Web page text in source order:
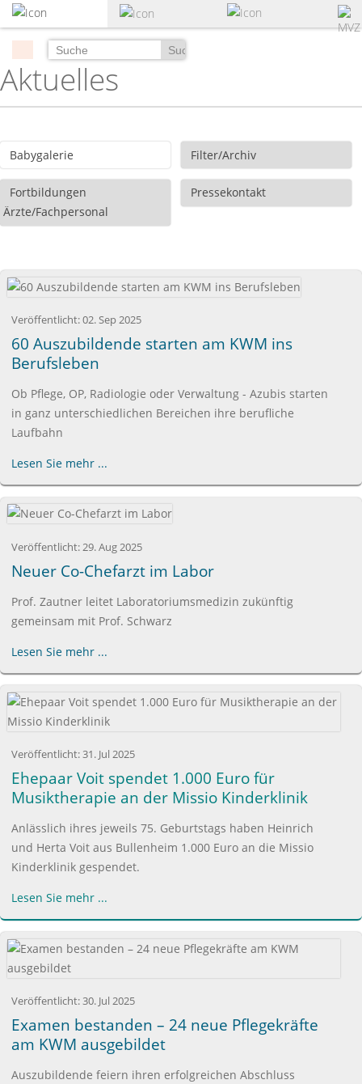
zum
Hauptinhalt
Suchen
Aktuelles
Babygalerie Filter/Archiv
Fortbildungen
Ärzte/Fachpersonal
Pressekontakt
Veröffentlicht:02. Sep 2025
60 Auszubildende starten am KWM ins
Berufsleben
Ob Pflege, OP, Radiologie oder Verwaltung - Azubis starten
in ganz unterschiedlichen Bereichen ihre berufliche
Laufbahn
Lesen Sie mehr ...
Veröffentlicht:29. Aug 2025
Neuer Co-Chefarzt im Labor
Prof. Zautner leitet Laboratoriumsmedizin zukünftig
gemeinsam mit Prof. Schwarz
Lesen Sie mehr ...
Veröffentlicht:31. Jul 2025
Ehepaar Voit spendet 1.000 Euro für
Musiktherapie an der Missio Kinderklinik
Anlässlich ihres jeweils 75. Geburtstags haben Heinrich
und Herta Voit aus Bullenheim 1.000 Euro an die Missio
Kinderklinik gespendet.
Lesen Sie mehr ...
Veröffentlicht:30. Jul 2025
Examen bestanden – 24 neue Pflegekräfte
am KWM ausgebildet
Auszubildende feiern ihren erfolgreichen Abschluss